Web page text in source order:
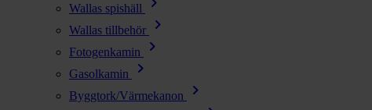
Wallas spishäll
Wallas tillbehör chevron_right
Fotogenkamin chevron_right
Gasolkamin chevron_right
Byggtork/Värmekanon chevron_right